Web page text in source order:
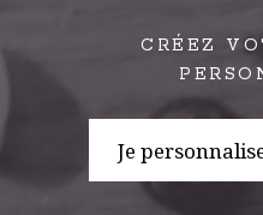
CRÉEZ
Je